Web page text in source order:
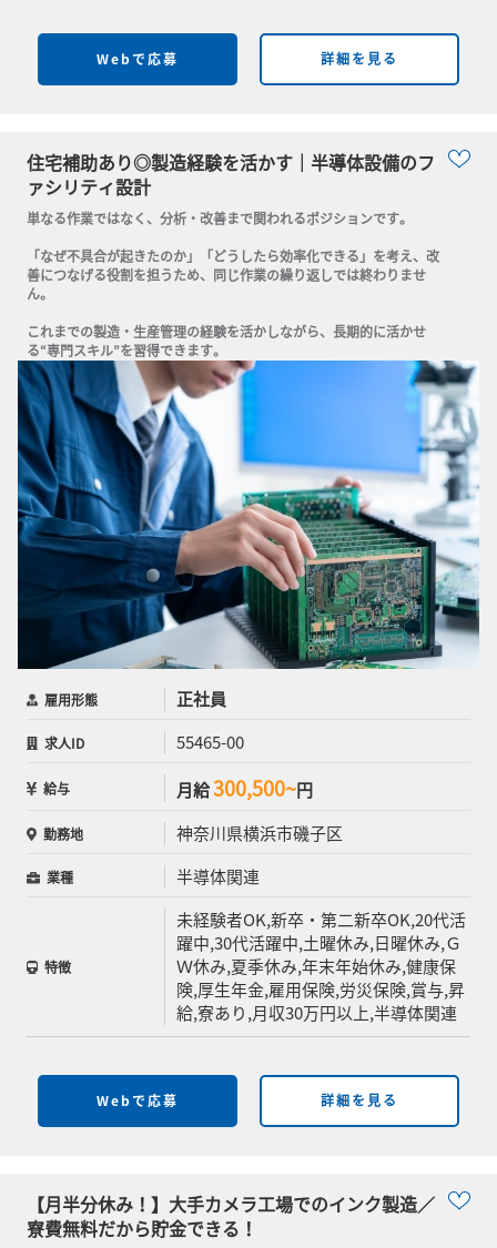
Webで応募 詳細を見る
住宅補助あり◎製造経験を活かす｜半導体設備のフ
ァシリティ設計
単なる作業ではなく、分析・改善まで関われるポジションです。
「なぜ不具合が起きたのか」「どうしたら効率化できる」を考え、改
善につなげる役割を担うため、同じ作業の繰り返しでは終わりませ
ん。
これまでの製造・生産管理の経験を活かしながら、長期的に活かせ
る“専門スキル”を習得できます。
雇用形態 正社員
求人ID 55465-00
給与 月給300,500~円
勤務地 神奈川県横浜市磯子区
業種 半導体関連
特徴
未経験者OK,新卒・第二新卒OK,20代活
躍中,30代活躍中,土曜休み,日曜休み,Ｇ
Ｗ休み,夏季休み,年末年始休み,健康保
険,厚生年金,雇用保険,労災保険,賞与,昇
給,寮あり,月収30万円以上,半導体関連
Webで応募 詳細を見る
【月半分休み！】大手カメラ工場でのインク製造／
寮費無料だから貯金できる！